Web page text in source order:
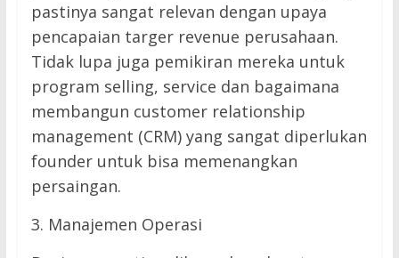
pastinya sangat relevan dengan upaya
pencapaian targer revenue perusahaan.
Tidak lupa juga pemikiran mereka untuk
program selling, service dan bagaimana
membangun customer relationship
management (CRM) yang sangat diperlukan
founder untuk bisa memenangkan
persaingan.
3. Manajemen Operasi